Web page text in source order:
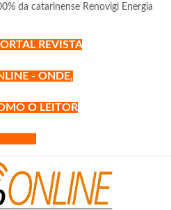
da catarinense Renovigi Energia
REVISTA
- ONDE,
O LEITOR